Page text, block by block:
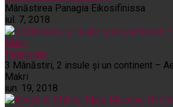
Mânăstirea Panagia Eikosifinissa
iul. 7, 2018
Pelerinaje
3 Mânăstiri, 2 insule și un continent –
Makri
iun. 19, 2018